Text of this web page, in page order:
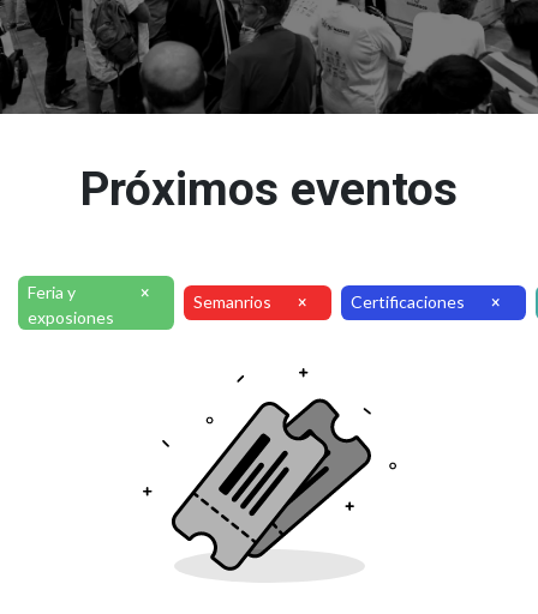
Próximos eventos
Feria y
exposiones
× Semanrios × Certificaciones ×